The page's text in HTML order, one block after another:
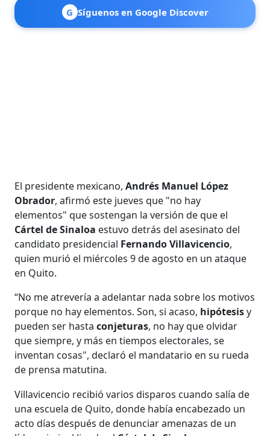
G Síguenos en Google Discover
El presidente mexicano,Andrés Manuel López
Obrador, afirmó este jueves que "no hay
elementos" que sostengan la versión de que el
Cártel de Sinaloa estuvo detrás del asesinato del
candidato presidencial Fernando Villavicencio,
quien murió el miércoles 9 de agosto en un ataque
en Quito.
“No me atrevería a adelantar nada sobre los motivos
porque no hay elementos. Son, si acaso, hipótesisy
pueden ser hasta conjeturas, no hay que olvidar
que siempre, y más en tiempos electorales, se
inventan cosas", declaró el mandatario en su rueda
de prensa matutina.
Villavicencio recibió varios disparos cuando salía de
una escuela de Quito, donde había encabezado un
acto días después de denunciar amenazas de un